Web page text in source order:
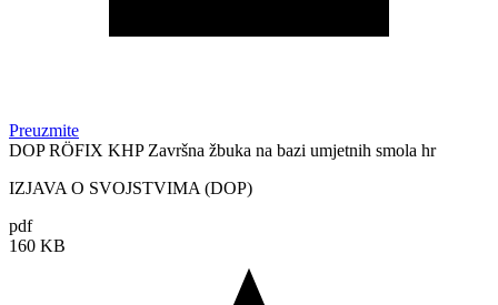
Preuzmite
DOP RÖFIX KHP Završna žbuka na bazi umjetnih smola hr
IZJAVA O SVOJSTVIMA (DOP)
pdf
160 KB